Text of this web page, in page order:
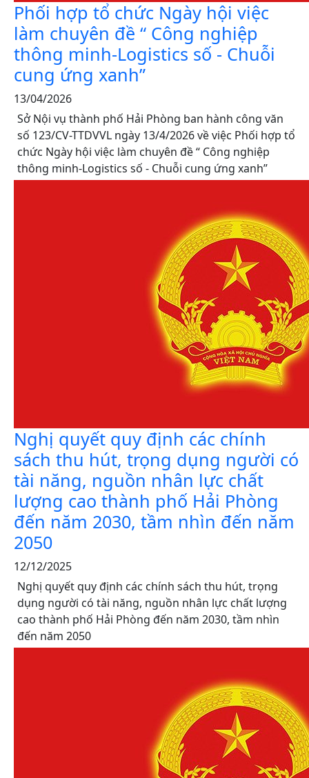
Phối hợp tổ chức Ngày hội việc
làm chuyên đề “ Công nghiệp
thông minh-Logistics số - Chuỗi
cung ứng xanh”
13/04/2026
Sở Nội vụ thành phố Hải Phòng ban hành công văn
số 123/CV-TTDVVL ngày 13/4/2026 về việc Phối hợp tổ
chức Ngày hội việc làm chuyên đề “ Công nghiệp
thông minh-Logistics số - Chuỗi cung ứng xanh”
Nghị quyết quy định các chính
sách thu hút, trọng dụng người có
tài năng, nguồn nhân lực chất
lượng cao thành phố Hải Phòng
đến năm 2030, tầm nhìn đến năm
2050
12/12/2025
Nghị quyết quy định các chính sách thu hút, trọng
dụng người có tài năng, nguồn nhân lực chất lượng
cao thành phố Hải Phòng đến năm 2030, tầm nhìn
đến năm 2050